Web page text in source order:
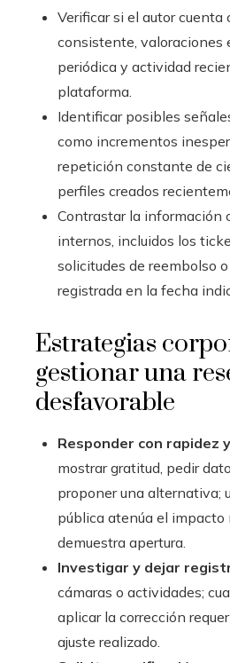
Verificar si el autor cuenta
consistente, valoraciones
periódica y actividad
plataforma.
Identificar posibles
como incrementos
repetición constante de
perfiles creados
Contrastar la información
internos, incluidos los
solicitudes de reembolso
registrada en la fecha
Estrategias
gestionar una
desfavorable
Responder con rapidez
mostrar gratitud, pedir
proponer una alternativa;
pública atenúa el impacto
demuestra apertura.
Investigar y dejar
cámaras o actividades;
aplicar la corrección
ajuste realizado.